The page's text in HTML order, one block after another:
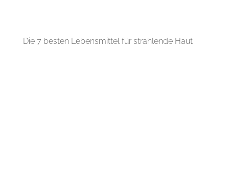
Die 7 besten Lebensmittel für strahlende Haut